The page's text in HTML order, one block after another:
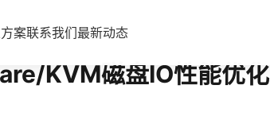
案联系我们最新动态
KVM磁盘IO性能优